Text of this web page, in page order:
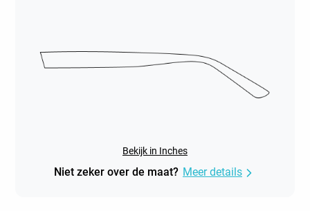
Bekijk in Inches
Niet zeker over de maat? Meer details